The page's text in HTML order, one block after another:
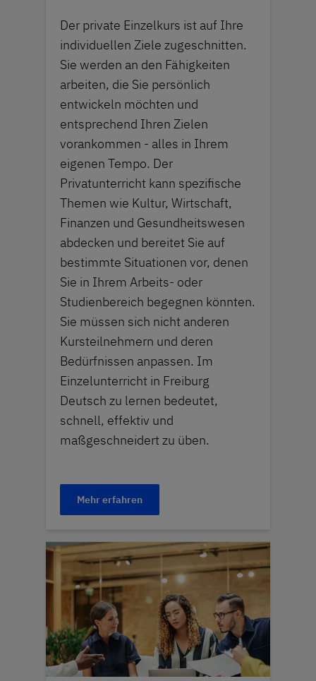
Der private Einzelkurs ist auf Ihre
individuellen Ziele zugeschnitten.
Sie werden an den Fähigkeiten
arbeiten, die Sie persönlich
entwickeln möchten und
entsprechend Ihren Zielen
vorankommen - alles in Ihrem
eigenen Tempo. Der
Privatunterricht kann spezifische
Themen wie Kultur, Wirtschaft,
Finanzen und Gesundheitswesen
abdecken und bereitet Sie auf
bestimmte Situationen vor, denen
Sie in Ihrem Arbeits- oder
Studienbereich begegnen könnten.
Sie müssen sich nicht anderen
Kursteilnehmern und deren
Bedürfnissen anpassen. Im
Einzelunterricht in Freiburg
Deutsch zu lernen bedeutet,
schnell, effektiv und
maßgeschneidert zu üben.
Mehr erfahren